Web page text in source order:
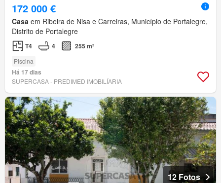
172 000 €
Casa em Ribeira de Nisa e Carreiras, Município de Portalegre,
Distrito de Portalegre
T4 4 255 m²
Piscina
Há 17 dias
SUPERCASA - PREDIMED IMOBILÍARIA
12 Fotos